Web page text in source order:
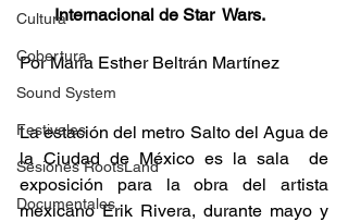
Cultura
Cobertura
Sound System
Festivales
Sesiones RootsLand
Documentales
Internacional de Star  Wars.
Por María Esther Beltrán Martínez
La estación del metro Salto del Agua de
la Ciudad de México es la sala  de
exposición para la obra del artista
mexicano Erik Rivera, durante mayo y